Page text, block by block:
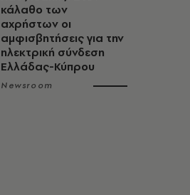
κάλαθο των
αχρήστων οι
αμφισβητήσεις για την
ηλεκτρική σύνδεση
Ελλάδας-Κύπρου
Newsroom